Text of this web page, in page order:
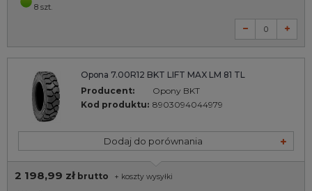
8 szt.
Opona 7.00R12 BKT LIFT MAX LM 81 TL
Producent:
Opony BKT
Kod produktu: 8903094044979
Dodaj do porównania
2 198,99 zł brutto + koszty wysyłki